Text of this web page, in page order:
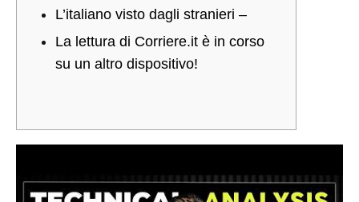
05/07/2021
SIGNIFICATO
L’italiano visto dagli stranieri –
La lettura di Corriere.it è in corso
su un altro dispositivo!